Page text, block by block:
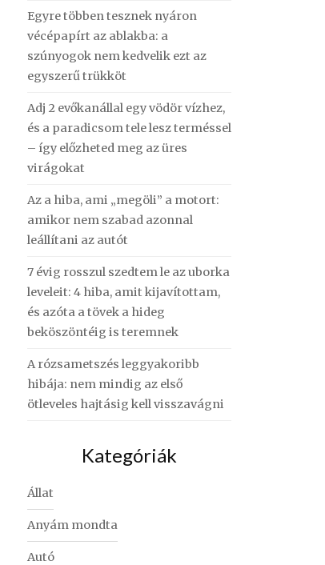
Egyre többen tesznek nyáron
vécépapírt az ablakba: a
szúnyogok nem kedvelik ezt az
egyszerű trükköt
Adj 2 evőkanállal egy vödör vízhez,
és a paradicsom tele lesz terméssel
– így előzheted meg az üres
virágokat
Az a hiba, ami „megöli” a motort:
amikor nem szabad azonnal
leállítani az autót
7 évig rosszul szedtem le az uborka
leveleit: 4 hiba, amit kijavítottam,
és azóta a tövek a hideg
beköszöntéig is teremnek
A rózsametszés leggyakoribb
hibája: nem mindig az első
ötleveles hajtásig kell visszavágni
Kategóriák
Állat
Anyám mondta
Autó